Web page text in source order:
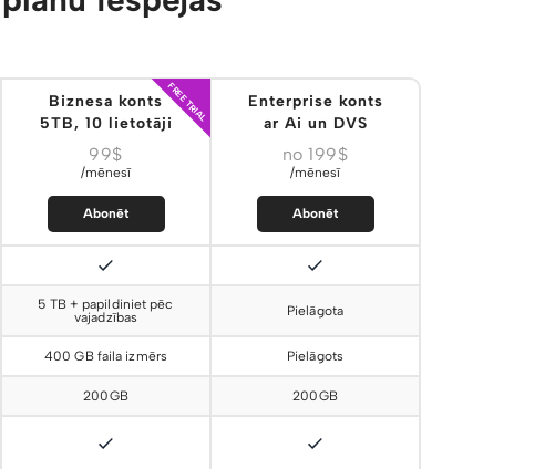
FREE TRIAL
Biznesa konts
5TB, 10 lietotāji
99$
/mēnesī
Abonēt
Enterprise konts
ar Ai un DVS
no 199$
/mēnesī
Abonēt
5 TB + papildiniet pēc
vajadzības
Pielāgota
400 GB faila izmērs Pielāgots
200GB 200GB